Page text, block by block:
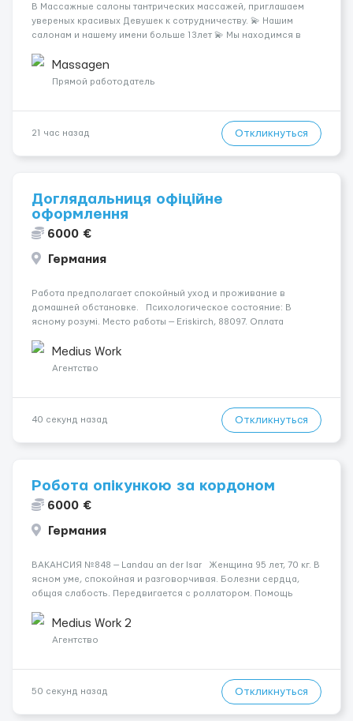
В Массажные салоны тантрических массажей, приглашаем
увереных красивых Девушек к сотрудничеству. 💫 Нашим
салонам и нашему имени больше 13лет 💫 Мы находимся в
заработная плата 💚Мы гарантируем Наличие работы. Поток 💝
incall / Out...
Massagen
Прямой работодатель
21 час назад Откликнуться
Доглядальниця офіційне
оформлення
6000 €
Германия
Работа предполагает спокойный уход и проживание в
домашней обстановке. Психологическое состояние: В
ясному розумі. Место работы — Eriskirch, 88097. Оплата
Мобильность пациента: Мобільний з ходунками (ролатор,
палиця). Но...
Medius Work
Агентство
40 секунд назад Откликнуться
Робота опікункою за кордоном
6000 €
Германия
ВАКАНСИЯ №848 — Landau an der Isar Женщина 95 лет, 70 кг. В
ясном уме, спокойная и разговорчивая. Болезни сердца,
общая слабость. Передвигается с роллатором. Помощь
Работа начинается 10.12.2025. Нужна добрая ...
Medius Work 2
Агентство
50 секунд назад Откликнуться